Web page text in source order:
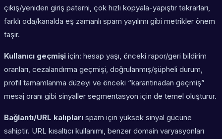
çıkış/yeniden giriş paterni, çok hızlı kopyala-yapıştır tekrarları,
farklı oda/kanalda eş zamanlı spam yayılımı gibi metrikler önem
taşır.
Kullanıcı geçmişi için: hesap yaşı, önceki rapor/geri bildirim
oranları, cezalandırma geçmişi, doğrulanmış/şüpheli durum,
profil tamamlanma düzeyi ve önceki “karantinadan geçmiş”
mesaj oranı gibi sinyaller segmentasyon için de temel oluşturur.
Bağlantı/URL kalıpları spam için yüksek sinyal gücüne
sahiptir. URL kısaltıcı kullanımı, benzer domain varyasyonları